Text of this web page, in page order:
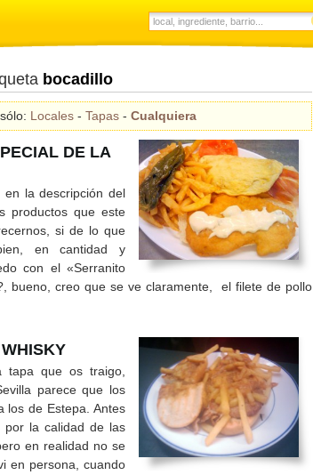
bocadillo
Locales- Tapas- Cualquiera
DE LA
la descripción del
productos que este
si de lo que
en cantidad y
con el «Serranito
bueno, creo que se ve claramente, el filete de pollo
tapa que os traigo,
parece que los
los de Estepa. Antes
por la calidad de las
en realidad no se
en persona, cuando